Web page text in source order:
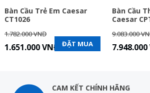
Bàn Cầu Trẻ Em Caesar
CT1026
1.782.000 VNĐ
1.651.000 VNĐ ĐẶT MUA
Bàn Cầu
Caesar
9.083.000
7.948.000
CAM KẾT CHÍNH HÃNG